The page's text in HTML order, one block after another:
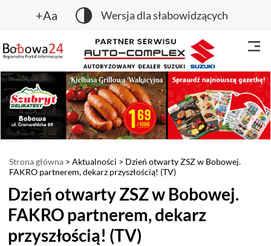
+Aa Wersja dla słabowidzących
Strona główna > Aktualności > Dzień otwarty ZSZ w Bobowej.
FAKRO partnerem, dekarz przyszłością! (TV)
Dzień otwarty ZSZ w Bobowej.
FAKRO partnerem, dekarz
przyszłością! (TV)